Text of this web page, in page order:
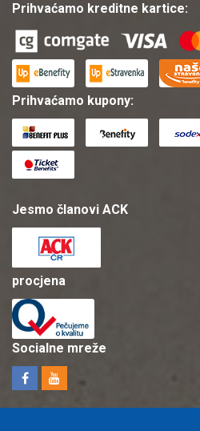
Prihvaćamo kreditne kartice:
Prihvaćamo kupony:
Jesmo članovi ACK
procjena
Socialne mreže